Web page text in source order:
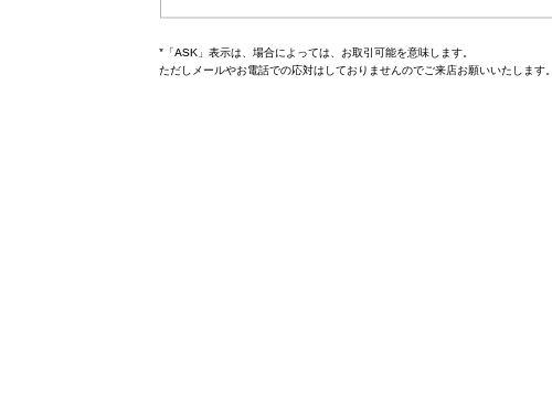
*「ASK」表示は、場合によっては、お取引可能を意味します。
ただしメールやお電話での応対はしておりませんのでご来店お願いいたします。